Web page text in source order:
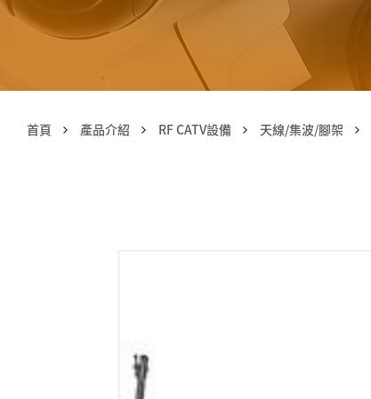
首頁 產品介紹 RF CATV設備 天線/集波/腳架